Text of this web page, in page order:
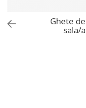
Ghete
sala/